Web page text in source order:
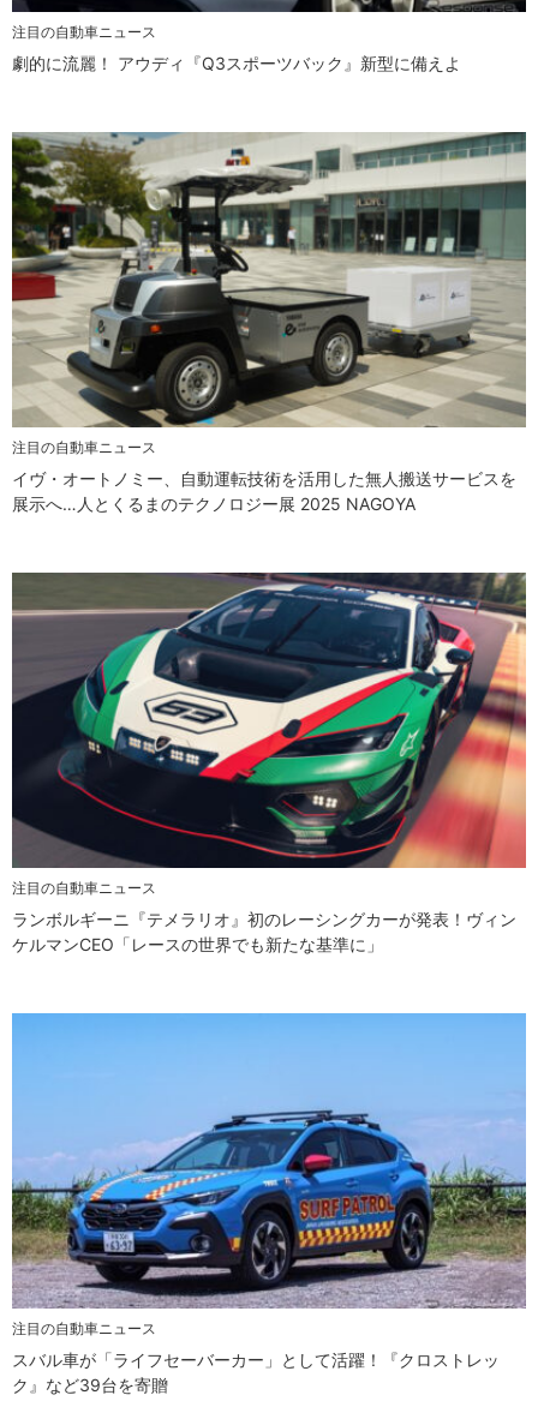
注目の自動車ニュース
劇的に流麗！ アウディ『Q3スポーツバック』新型に備えよ
注目の自動車ニュース
イヴ・オートノミー、自動運転技術を活用した無人搬送サービスを
展示へ…人とくるまのテクノロジー展 2025 NAGOYA
注目の自動車ニュース
ランボルギーニ『テメラリオ』初のレーシングカーが発表！ヴィン
ケルマンCEO「レースの世界でも新たな基準に」
注目の自動車ニュース
スバル車が「ライフセーバーカー」として活躍！『クロストレッ
ク』など39台を寄贈